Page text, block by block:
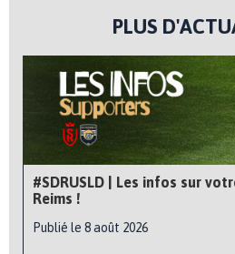
PLUS
#SDRUSLD | Les infos sur
Reims !
Publié le 8 août 2026